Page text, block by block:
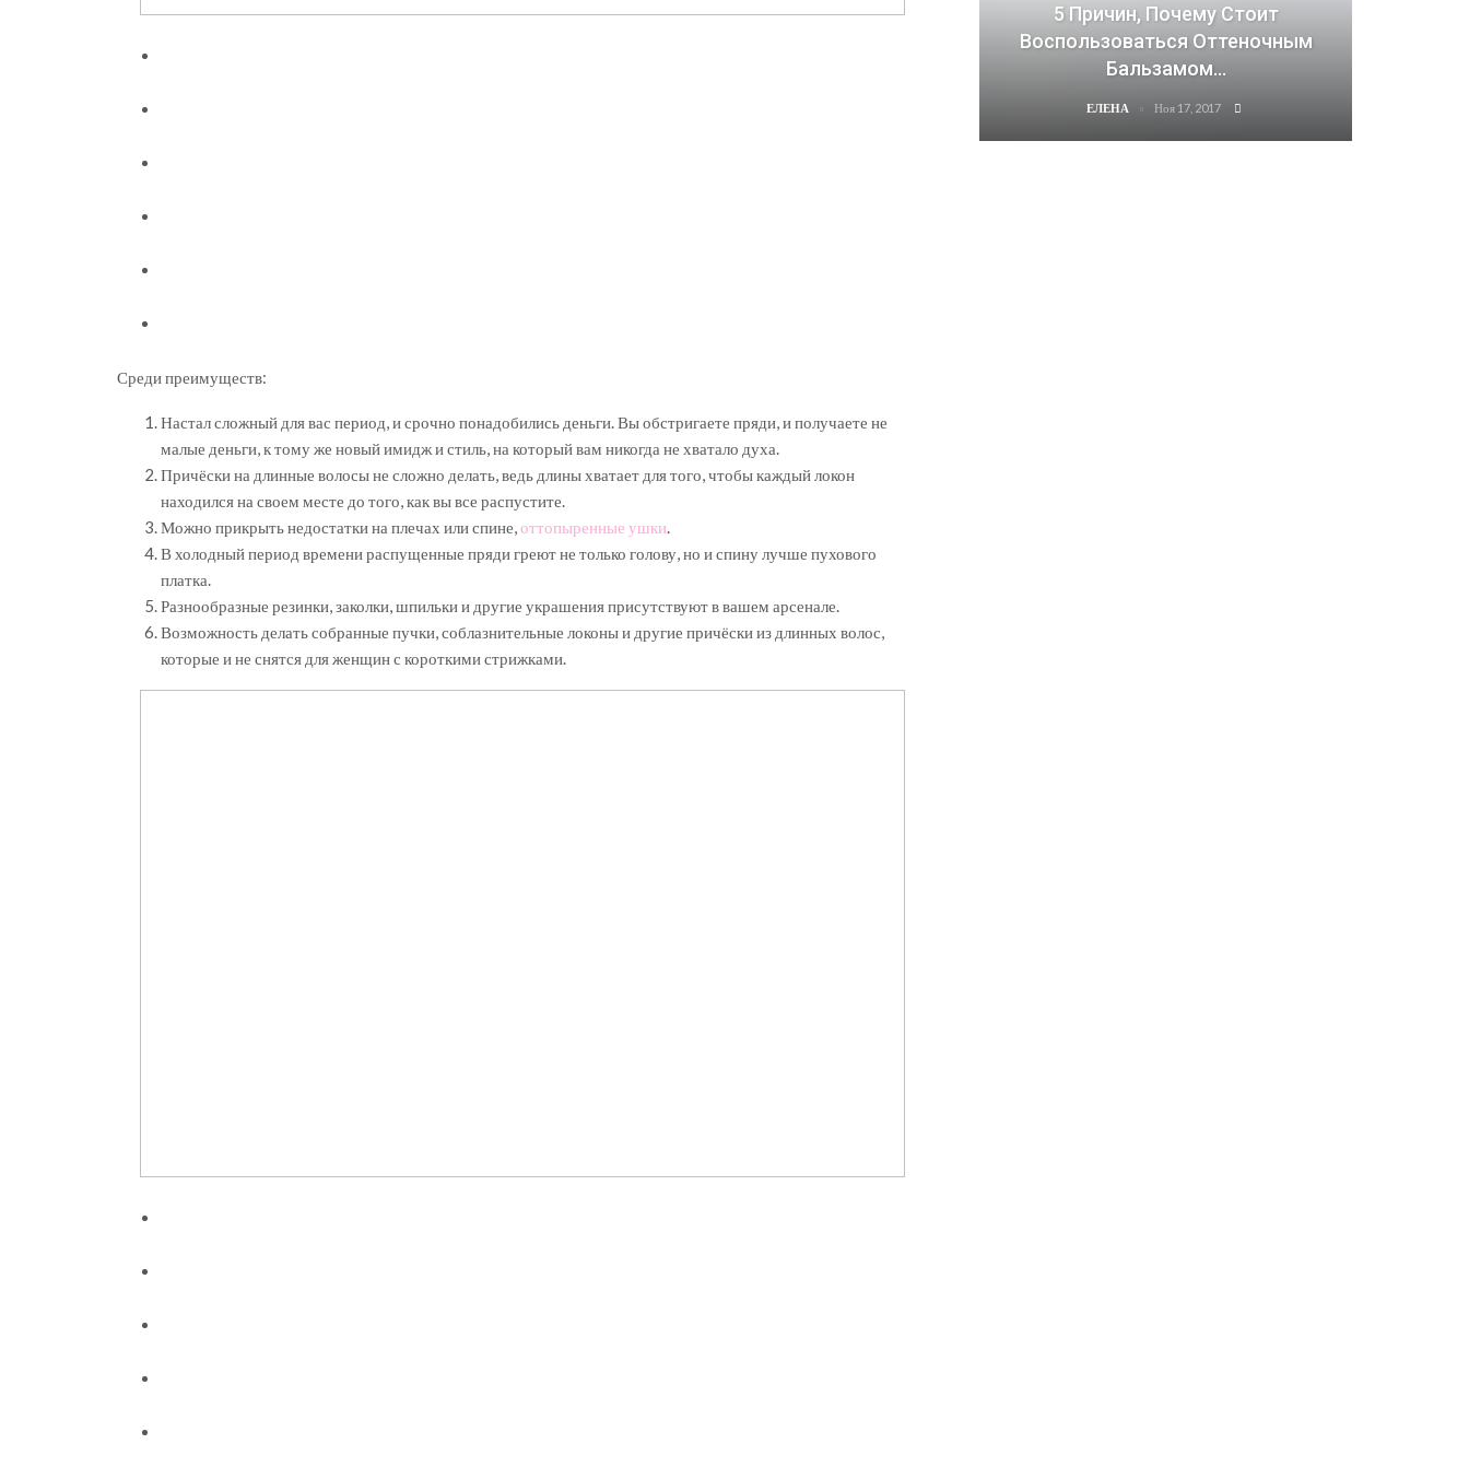
Среди преимуществ:
Настал сложный для вас период, и срочно понадобились деньги. Вы обстригаете пряди, и получаете не
малые деньги, к тому же новый имидж и стиль, на который вам никогда не хватало духа.
Причёски на длинные волосы не сложно делать, ведь длины хватает для того, чтобы каждый локон
находился на своем месте до того, как вы все распустите.
Можно прикрыть недостатки на плечах или спине,оттопыренные ушки.
В холодный период времени распущенные пряди греют не только голову, но и спину лучше пухового
платка.
Разнообразные резинки, заколки, шпильки и другие украшения присутствуют в вашем арсенале.
Возможность делать собранные пучки, соблазнительные локоны и другие причёски из длинных волос,
которые и не снятся для женщин с короткими стрижками.
5 Причин, Почему Стоит
Воспользоваться Оттеночным
Бальзамом…
ЕЛЕНА Ноя 17, 2017